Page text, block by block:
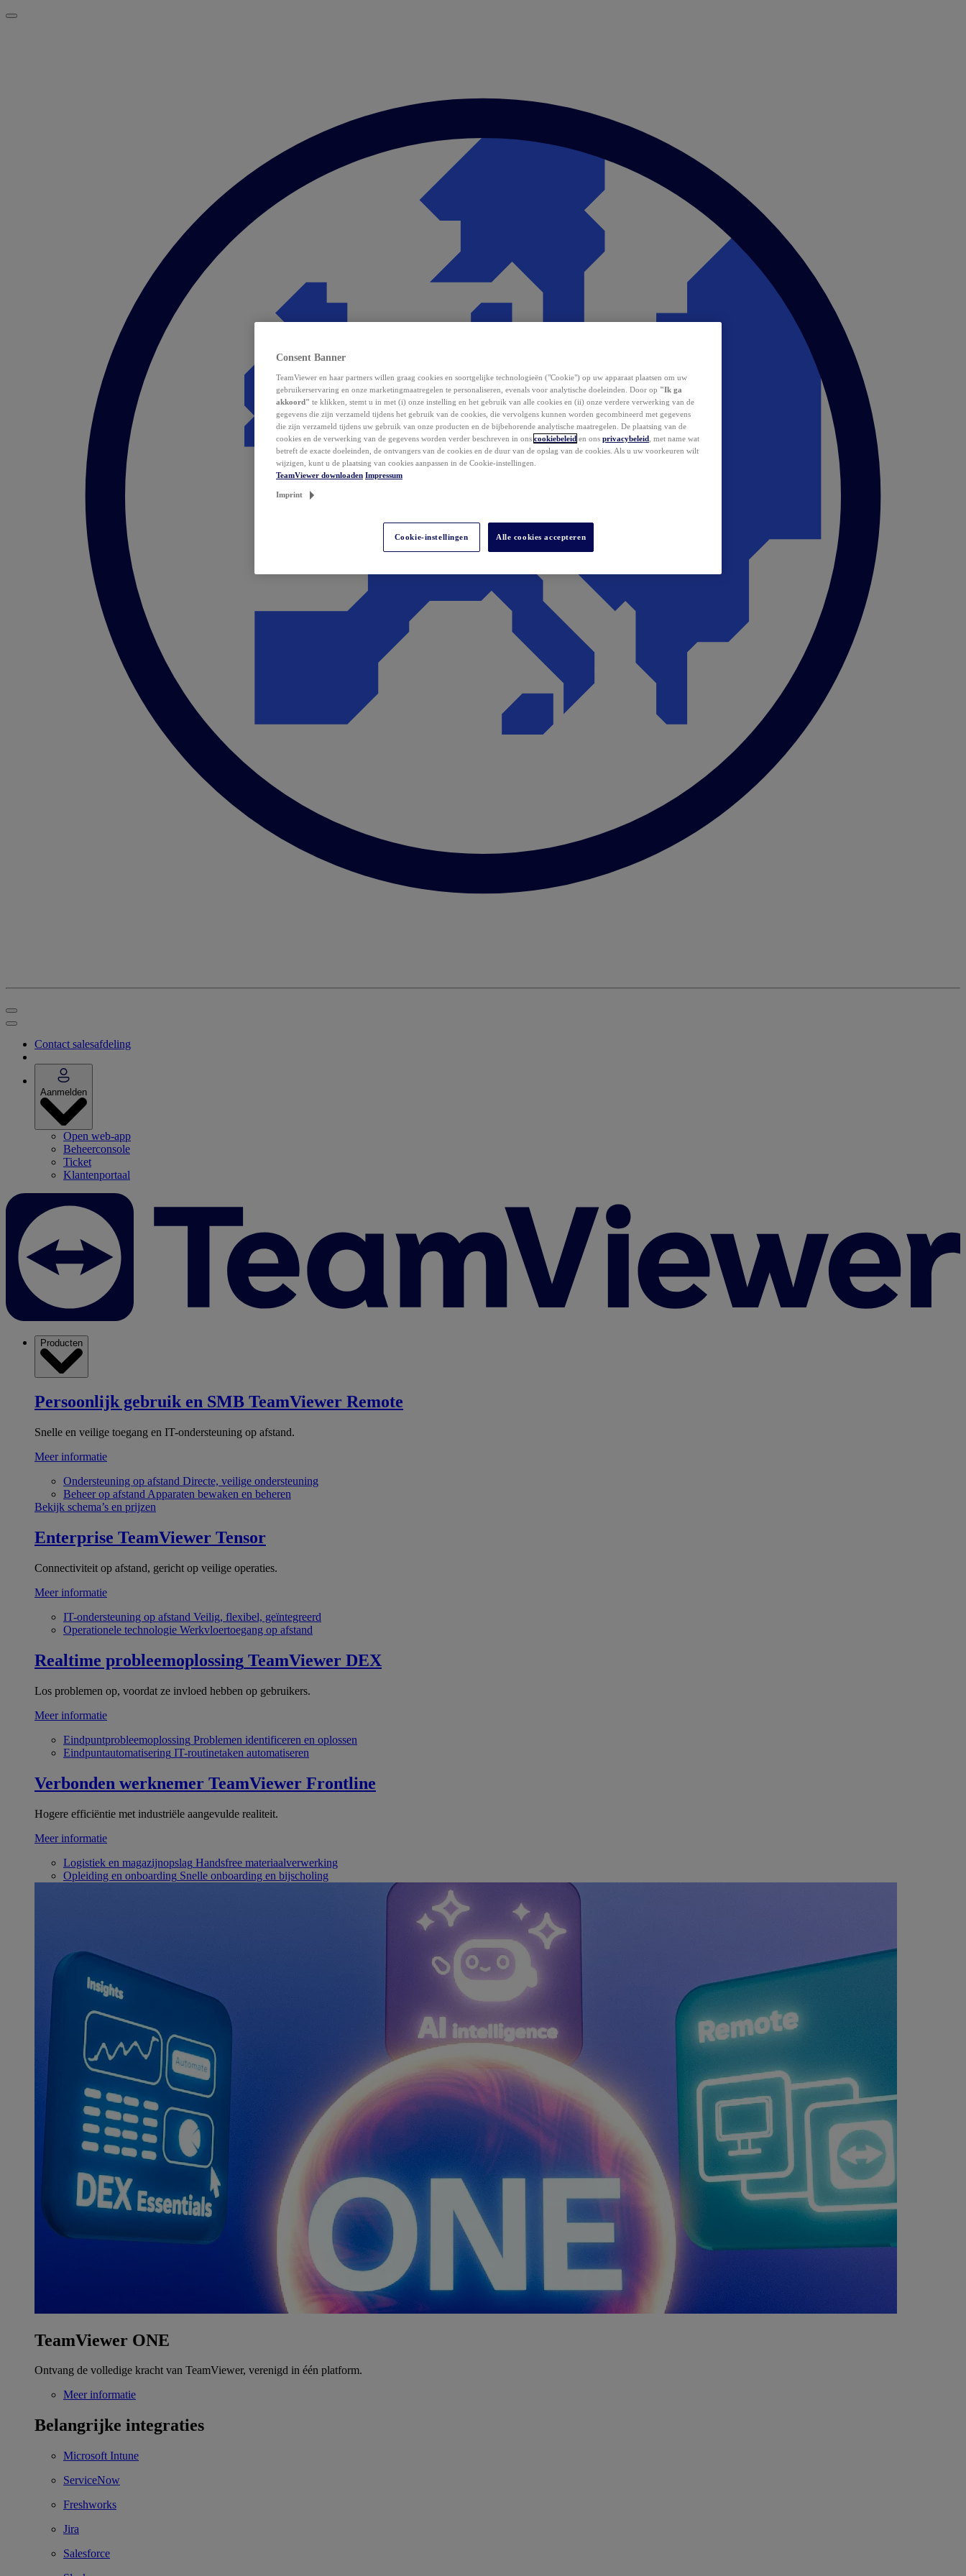
Contact salesafdeling
Aanmelden
Open web-app
Beheerconsole
Ticket
Klantenportaal
Producten
Persoonlijk gebruik en SMB TeamViewer Remote
Snelle en veilige toegang en IT-ondersteuning op afstand.
Meer informatie
Ondersteuning op afstand Directe, veilige ondersteuning
Beheer op afstand Apparaten bewaken en beheren
Bekijk schema’s en prijzen
Enterprise TeamViewer Tensor
Connectiviteit op afstand, gericht op veilige operaties.
Meer informatie
IT-ondersteuning op afstand Veilig, flexibel, geïntegreerd
Operationele technologie Werkvloertoegang op afstand
Realtime probleemoplossing TeamViewer DEX
Los problemen op, voordat ze invloed hebben op gebruikers.
Meer informatie
Eindpuntprobleemoplossing Problemen identificeren en oplossen
Eindpuntautomatisering IT-routinetaken automatiseren
Verbonden werknemer TeamViewer Frontline
Hogere efficiëntie met industriële aangevulde realiteit.
Meer informatie
Logistiek en magazijnopslag Handsfree materiaalverwerking
Opleiding en onboarding Snelle onboarding en bijscholing
TeamViewer ONE
Ontvang de volledige kracht van TeamViewer, verenigd in één platform.
Meer informatie
Belangrijke integraties
Microsoft Intune
ServiceNow
Freshworks
Jira
Salesforce
Consent Banner
TeamViewer en haar partners willen graag cookies en soortgelijke technologieën ("Cookie") op uw apparaat plaatsen om uw
gebruikerservaring en onze marketingmaatregelen te personaliseren, evenals voor analytische doeleinden. Door op "Ik ga
akkoord" te klikken, stemt u in met (i) onze instelling en het gebruik van alle cookies en (ii) onze verdere verwerking van de
gegevens die zijn verzameld tijdens het gebruik van de cookies, die vervolgens kunnen worden gecombineerd met gegevens
die zijn verzameld tijdens uw gebruik van onze producten en de bijbehorende analytische maatregelen. De plaatsing van de
cookies en de verwerking van de gegevens worden verder beschreven in ons cookiebeleid en ons privacybeleid , met name wat
betreft de exacte doeleinden, de ontvangers van de cookies en de duur van de opslag van de cookies. Als u uw voorkeuren wilt
wijzigen, kunt u de plaatsing van cookies aanpassen in de Cookie-instellingen.
TeamViewer downloaden Impressum
Imprint
Cookie-instellingen Alle cookies accepteren